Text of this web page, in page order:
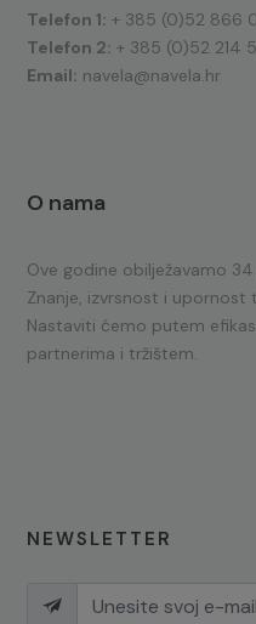
Telefon 1: + 385 (0)52 866
Telefon 2: + 385 (0)52 214
Email: navela@navela.hr
O nama
Ove godine obilježavamo
Znanje, izvrsnost i upornost
Nastaviti ćemo putem
partnerima i tržištem.
NEWSLETTER